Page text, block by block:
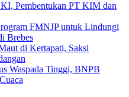
Pembentukan PT KIM dan
FMNJP untuk Lindungi
Brebes
di Kertapati, Saksi
Waspada Tinggi, BNPB